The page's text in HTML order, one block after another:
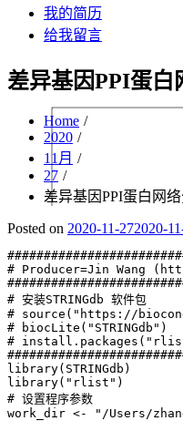
我的简历
给我留言
差异基因PPI蛋白
Home
2020
11月
27
差异基因PPI蛋白网
Posted on 2020-11-272020-
# Producer=Jin Wang
# 安装STRINGdb 软件包
# source("https://
# biocLite("STRINGdb")
#
library(STRINGdb)
library("rlist")
# 设置程序参数
work_dir <- "/Users/